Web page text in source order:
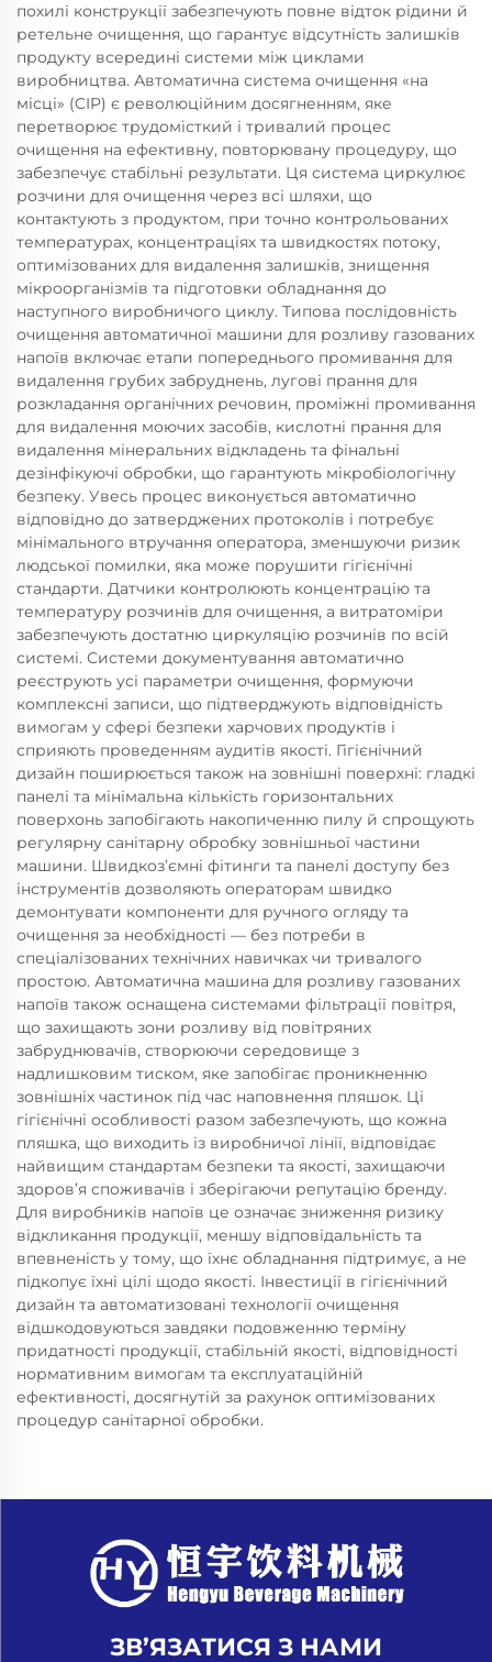
похилі конструкції забезпечують повне відток рідини й
ретельне очищення, що гарантує відсутність залишків
продукту всередині системи між циклами
виробництва. Автоматична система очищення «на
місці» (CIP) є революційним досягненням, яке
перетворює трудомісткий і тривалий процес
очищення на ефективну, повторювану процедуру, що
забезпечує стабільні результати. Ця система циркулює
розчини для очищення через всі шляхи, що
контактують з продуктом, при точно контрольованих
температурах, концентраціях та швидкостях потоку,
оптимізованих для видалення залишків, знищення
мікроорганізмів та підготовки обладнання до
наступного виробничого циклу. Типова послідовність
очищення автоматичної машини для розливу газованих
напоїв включає етапи попереднього промивання для
видалення грубих забруднень, лугові прання для
розкладання органічних речовин, проміжні промивання
для видалення моючих засобів, кислотні прання для
видалення мінеральних відкладень та фінальні
дезінфікуючі обробки, що гарантують мікробіологічну
безпеку. Увесь процес виконується автоматично
відповідно до затверджених протоколів і потребує
мінімального втручання оператора, зменшуючи ризик
людської помилки, яка може порушити гігієнічні
стандарти. Датчики контролюють концентрацію та
температуру розчинів для очищення, а витратоміри
забезпечують достатню циркуляцію розчинів по всій
системі. Системи документування автоматично
реєструють усі параметри очищення, формуючи
комплексні записи, що підтверджують відповідність
вимогам у сфері безпеки харчових продуктів і
сприяють проведенням аудитів якості. Гігієнічний
дизайн поширюється також на зовнішні поверхні: гладкі
панелі та мінімальна кількість горизонтальних
поверхонь запобігають накопиченню пилу й спрощують
регулярну санітарну обробку зовнішньої частини
машини. Швидкоз’ємні фітинги та панелі доступу без
інструментів дозволяють операторам швидко
демонтувати компоненти для ручного огляду та
очищення за необхідності — без потреби в
спеціалізованих технічних навичках чи тривалого
простою. Автоматична машина для розливу газованих
напоїв також оснащена системами фільтрації повітря,
що захищають зони розливу від повітряних
забруднювачів, створюючи середовище з
надлишковим тиском, яке запобігає проникненню
зовнішніх частинок під час наповнення пляшок. Ці
гігієнічні особливості разом забезпечують, що кожна
пляшка, що виходить із виробничої лінії, відповідає
найвищим стандартам безпеки та якості, захищаючи
здоров’я споживачів і зберігаючи репутацію бренду.
Для виробників напоїв це означає зниження ризику
відкликання продукції, меншу відповідальність та
впевненість у тому, що їхнє обладнання підтримує, а не
підкопує їхні цілі щодо якості. Інвестиції в гігієнічний
дизайн та автоматизовані технології очищення
відшкодовуються завдяки подовженню терміну
придатності продукції, стабільній якості, відповідності
нормативним вимогам та експлуатаційній
ефективності, досягнутій за рахунок оптимізованих
процедур санітарної обробки.
ЗВ’ЯЗАТИСЯ З НАМИ